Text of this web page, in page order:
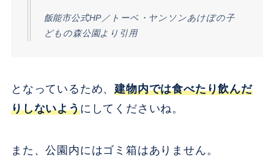
飯能市公式HP／トーベ・ヤンソンあけぼの子
どもの森公園より引用
となっているため、建物内では食べたり飲んだ
りしないようにしてくださいね。
また、公園内にはゴミ箱はありません。